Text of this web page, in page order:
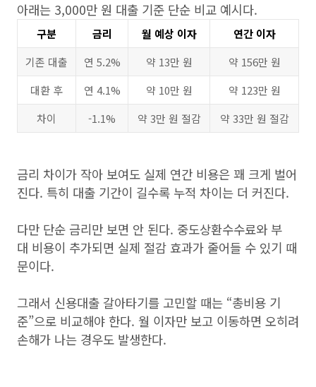
아래는 3,000만 원 대출 기준 단순 비교 예시다.
구분 금리 월 예상 이자
연간 이자
기존 대출
연 5.2% 약 13만 원
약 156만 원
대환 후
연 4.1% 약 10만 원
약 123만 원
차이
-1.1% 약 3만 원 절감 약 33만 원 절감
금리 차이가 작아 보여도 실제 연간 비용은 꽤 크게 벌어
진다. 특히 대출 기간이 길수록 누적 차이는 더 커진다.
다만 단순 금리만 보면 안 된다. 중도상환수수료와 부
대 비용이 추가되면 실제 절감 효과가 줄어들 수 있기 때
문이다.
그래서 신용대출 갈아타기를 고민할 때는 “총비용 기
준”으로 비교해야 한다. 월 이자만 보고 이동하면 오히려
손해가 나는 경우도 발생한다.